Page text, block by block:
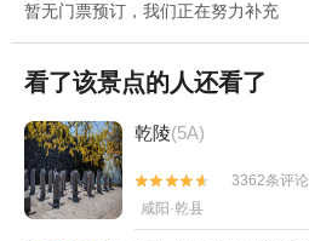
暂无门票预订，我们正在努力补充
看了该景点的人还看了
乾陵(5A)


3362条评论
咸阳·乾县